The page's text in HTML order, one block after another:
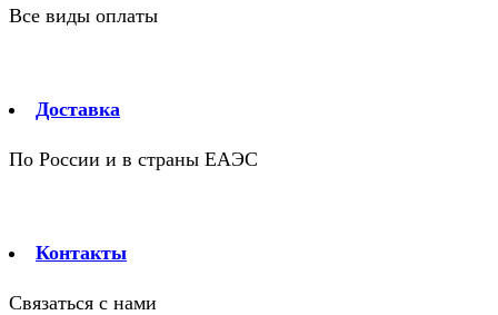
Все виды оплаты
Доставка
По России и в страны ЕАЭС
Контакты
Связаться с нами